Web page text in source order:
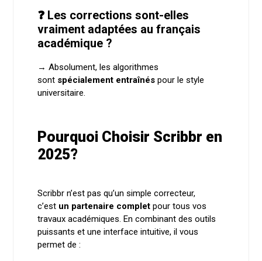
❓ Les corrections sont-elles
vraiment adaptées au français
académique ?
→ Absolument, les algorithmes
sont spécialement entraînéspour le style
universitaire.
Pourquoi Choisir Scribbr en
2025?
Scribbr n’est pas qu’un simple correcteur,
c’est un partenaire completpour tous vos
travaux académiques. En combinant des outils
puissants et une interface intuitive, il vous
permet de :